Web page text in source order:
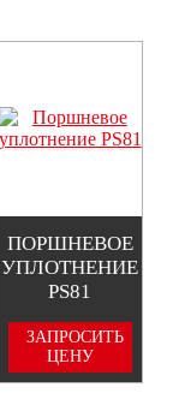
ПОРШНЕВОЕ
УПЛОТНЕНИЕ
PS81
ЗАПРОСИТЬ
ЦЕНУ